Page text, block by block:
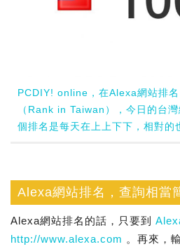
PCDIY! online，在Alexa網站排名
（Rank in Taiwan），今日的台
個排名是每天在上上下下，相對的
Alexa網站排名，查詢相當
Alexa網站排名的話，只要到
http://www.alexa.com 。再來，